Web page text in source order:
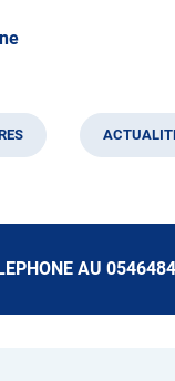
AU